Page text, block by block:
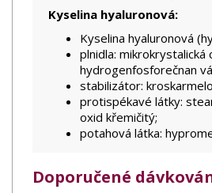
Kyselina hyaluronová:
Kyselina hyaluronová
plnidla: mikrokrystalická
hydrogenfosforečnan
stabilizátor:
protispékavé látky:
oxid křemičitý;
potahová látka:
Doporučené